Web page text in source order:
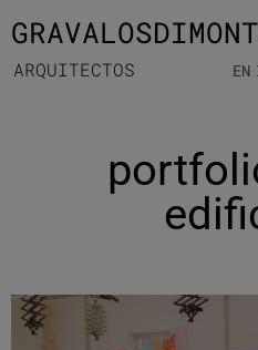
ARQUITECTOS EN